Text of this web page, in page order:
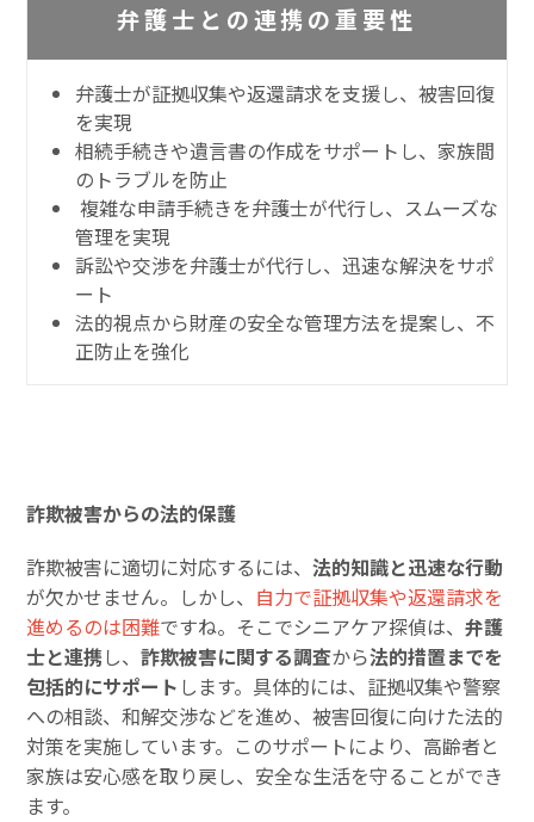
弁護士との連携の重要性
弁護士が証拠収集や返還請求を支援し、被害回復
を実現
相続手続きや遺言書の作成をサポートし、家族間
のトラブルを防止
複雑な申請手続きを弁護士が代行し、スムーズな
管理を実現
訴訟や交渉を弁護士が代行し、迅速な解決をサポ
ート
法的視点から財産の安全な管理方法を提案し、不
正防止を強化
詐欺被害からの法的保護
詐欺被害に適切に対応するには、法的知識と迅速な行動
が欠かせません。しかし、 自力で証拠収集や返還請求を
進めるのは困難ですね。そこでシニアケア探偵は、弁護
士と連携し、詐欺被害に関する調査から法的措置までを
包括的にサポート します。具体的には、証拠収集や警察
への相談、和解交渉などを進め、被害回復に向けた法的
対策を実施しています。このサポートにより、高齢者と
家族は安心感を取り戻し、安全な生活を守ることができ
ます。